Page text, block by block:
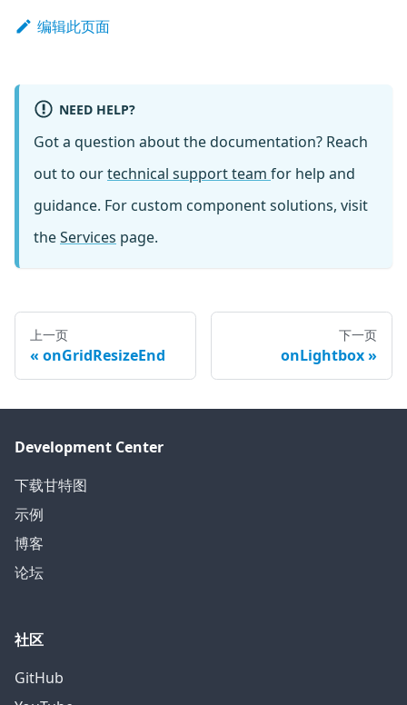
编辑此页面
NEED HELP?
Got a question about the documentation? Reach
out to ourtechnical support team for help and
guidance. For custom component solutions, visit
theServices page.
上一页
onGridResizeEnd
下一页
onLightbox
Development Center
下载甘特图
示例
博客
论坛
社区
GitHub